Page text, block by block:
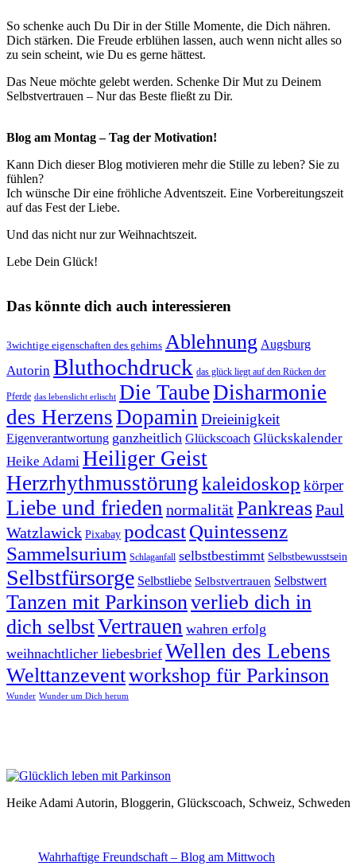
So schenke auch Du Dir in der Stille Momente, die Dich nähren.
Dich stärken. Die Freude erblühen lassen, auch wenn nicht alles so
zu sein scheint, wie Du es gerne hättest.
Das Neue möchte gelebt werden. Schenke Dir Mut zu Deinem
Selbstvertrauen – Nur das Beste fließt zu Dir.
Blog am Montag – Tag der Motivation!
Kann Dich dieser Blog motivieren mehr die Stille zu leben? Sie zu
fühlen?
Ich wünsche Dir eine fröhliche Adventszeit. Eine Vorbereitungszeit
auf das Fest der Liebe.
Und das nicht nur zur Weihnachtszeit.
Lebe Dein Glück!
Das könnte dich auch interessieren
3wichtige eigenschaften des gehirns Ablehnung Augsburg
Autorin Bluthochdruck das glück liegt auf den Rücken der
Pferde das lebenslicht erlischt Die TaubeDisharmonie
des HerzensDopamin Dreieinigkeit
Eigenverantwortung ganzheitlich Glückscoach Glückskalender
Heike Adami Heiliger Geist
Herzrhythmusstörungkaleidoskop körper
Liebe und frieden normalitätPankreasPaul
Watzlawick Pixabay podcastQuintessenz
Sammelsurium Schlaganfall selbstbestimmt Selbstbewusstsein
Selbstfürsorge Selbstliebe Selbstvertrauen Selbstwert
Tanzen mit Parkinsonverlieb dich in
dich selbstVertrauen wahren erfolg
weihnachtlicher liebesbrief Wellen des Lebens
Welttanzeventworkshop für Parkinson
Wunder Wunder um Dich herum
Heike Adami Autorin, Bloggerin, Glückscoach, Schweiz, Schweden
Wahrhaftige Freundschaft – Blog am Mittwoch